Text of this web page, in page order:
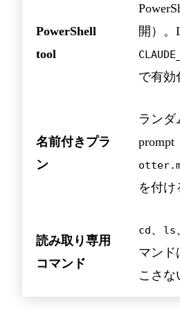
PowerShell
tool
開）。
で有効
名前付きプラ
ン
ランダ
prompt
を付け
読み取り専用
コマンド
cd、 ls
マンド
こさな